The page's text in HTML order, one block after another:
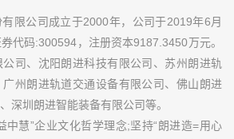
限公司成立于2000年，公司于2019年6月
代码:300594，注册资本9187.3450万元。
司、沈阳朗进科技有限公司、苏州朗进轨
州朗进轨道交通设备有限公司、佛山朗进
深圳朗进智能装备有限公司等。
中慧”企业文化哲学理念;坚持“朗进造=用心